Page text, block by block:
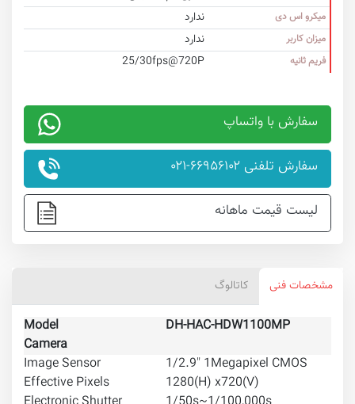
میکرو اس دی ندارد
میزان کاربر ندارد
فریم ثانیه 25/30fps@720P
سفارش با واتساپ
سفارش تلفنی ۶۶۹۵۶۱۰۲-۰۲۱
لیست قیمت ماهانه
مشخصات فنی کاتالوگ
Model DH-HAC-HDW1100MP
Camera
Image Sensor
1/2.9" 1Megapixel CMOS
Effective Pixels
1280(H) x720(V)